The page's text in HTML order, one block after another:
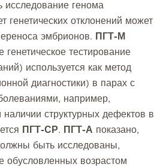
исследование генома
генетических отклонений может
эмбрионов. ПГТ-М
тестирование
используется как метод
диагностики) в парах с
например,
структурных дефектов в
ПГТ-СР. ПГТ-А показано,
быть исследованы,
обусловленных возрастом